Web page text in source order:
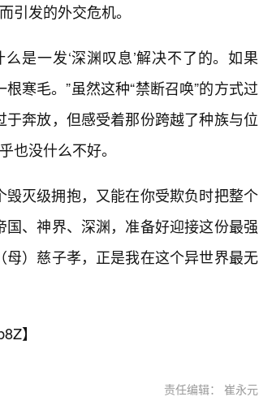
引发的外交危机。
是一发‘深渊叹息’解决不了的。如果
寒毛。”虽然这种“禁断召唤”的方式过
奔放，但感受着那份跨越了种族与位
也没什么不好。
灭级拥抱，又能在你受欺负时把整个
、神界、深渊，准备好迎接这份最强
母）慈子孝，正是我在这个异世界最无
】
责任编辑： 崔永元